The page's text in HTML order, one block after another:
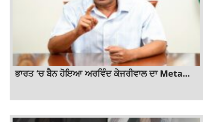
ਭਾਰਤ ‘ਚ ਬੈਨ ਹੋਇਆ ਅਰਵਿੰਦ ਕੇਜਰੀਵਾਲ ਦਾ Meta...